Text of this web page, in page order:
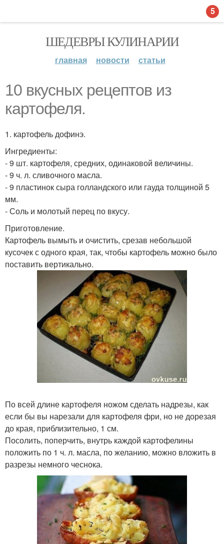
ШЕДЕВРЫ КУЛИНАРИИ
главная новости статьи
10 вкусных рецептов из
картофеля.
1. картофель дофинэ.
Ингредиенты:
- 9 шт. картофеля, средних, одинаковой величины.
- 9 ч. л. сливочного масла.
- 9 пластинок сыра голландского или гауда толщиной 5
мм.
- Соль и молотый перец по вкусу.
Приготовление.
Картофель вымыть и очистить, срезав небольшой
кусочек с одного края, так, чтобы картофель можно было
поставить вертикально.
По всей длине картофеля ножом сделать надрезы, как
если бы вы нарезали для картофеля фри, но не дорезая
до края, приблизительно, 1 см.
Посолить, поперчить, внутрь каждой картофелины
положить по 1 ч. л. масла, по желанию, можно вложить в
разрезы немного чеснока.
5